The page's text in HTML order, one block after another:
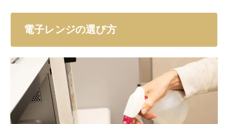
電子レンジの選び方